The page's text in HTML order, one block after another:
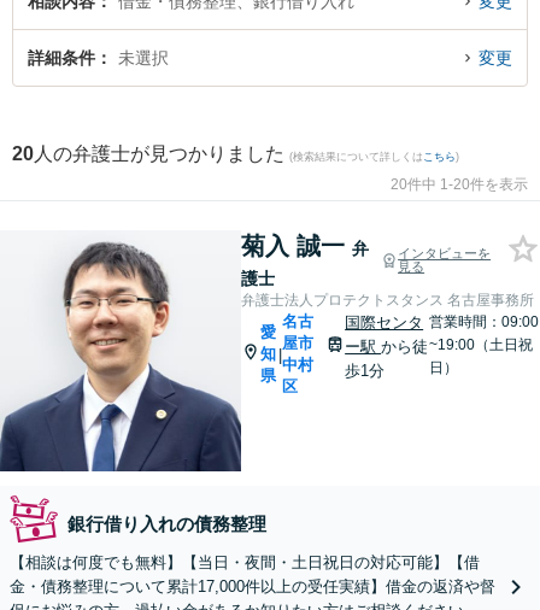
れています。『名古屋市中村区で土日や夜間に発生した銀行借り入れの債務整
理のトラブルを今すぐに弁護士に相談したい』『銀行借り入れの債務整理のト
ラブル解決の実績豊富な近くの弁護士を検索したい』『初回相談無料で銀行借
詳細条件 未選択 変更
20 人の弁護士が見つかりました (検索結果について詳しくは こちら)
20件中 1-20件を表示
菊入 誠一 弁
護士
インタビューを
見る
弁護士法人プロテクトスタンス 名古屋事務所
愛
知
県
|
名古
屋市
中村
区
国際センタ
ー駅から徒
歩1分
営業時間：09:00
~19:00（土日祝
日）
銀行借り入れの債務整理
【相談は何度でも無料】【当日・夜間・土日祝日の対応可能】【借
金・債務整理について累計17,000件以上の受任実績】借金の返済や督